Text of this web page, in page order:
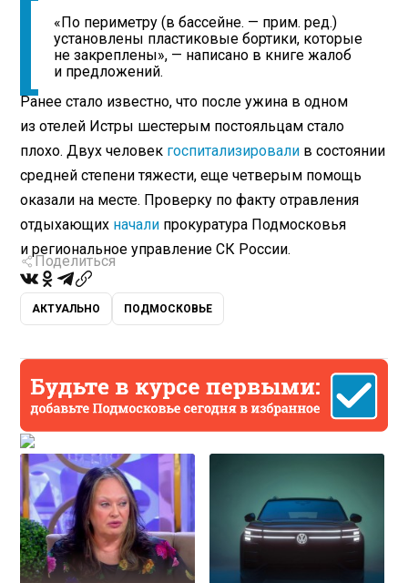
«По периметру (в бассейне. — прим. ред.)
установлены пластиковые бортики, которые
не закреплены», — написано в книге жалоб
и предложений.
Ранее стало известно, что после ужина в одном
из отелей Истры шестерым постояльцам стало
плохо. Двух человек госпитализировали в состоянии
средней степени тяжести, еще четверым помощь
оказали на месте. Проверку по факту отравления
отдыхающих начали прокуратура Подмосковья
и региональное управление СК России.
Поделиться
АКТУАЛЬНО ПОДМОСКОВЬЕ